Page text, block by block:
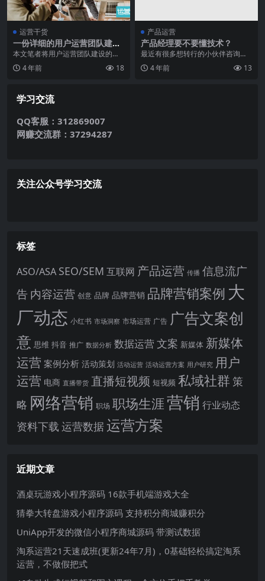
运营干货
一份详细的用户运营团队建设
方案
本文笔者将用户运营团队建设的规
划细致到“组建原因、团队目标、核
心业务、团队发展四...
4 年前 18
产品运营
产品经理要不要懂技术？
最近有很多想转行的小伙伴咨询我
产品经理要不要懂技术，自己不懂
技术可以做产品经理么...
4 年前 13
学习交流
QQ客服：312869007
网赚交流群：37294287
关注公众号学习交流
标签
ASO/ASA SEO/SEM 互联网 产品运营 传播 信息流广
告 内容运营 创意 品牌 品牌营销 品牌营销案例 大
厂动态 小红书 市场洞察 市场运营 广告 广告文案创
意 思维 抖音 推广 数据分析 数据运营 文案 新媒体 新媒体
运营 案例分析 活动策划 活动运营 活动运营方案 用户研究 用户
运营 电商 直播带货 直播短视频 短视频 私域社群 策
略 网络营销 职场 职场生涯营销 行业动态
资料下载 运营数据运营方案
近期文章
酒桌玩游戏小程序源码 16款手机端游戏大全
猜拳大转盘游戏小程序源码 支持积分商城赚积分
UniApp开发的微信小程序商城源码 带测试数据
淘系运营21天速成班(更新24年7月)，0基础轻松搞定淘系
运营，不做假把式